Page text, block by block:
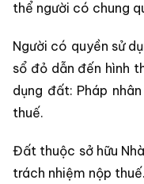
thể người có chung
Người có quyền sử
sổ đỏ dẫn đến hình
dụng đất: Pháp
thuế.
Đất thuộc sở hữu
trách nhiệm nộp thuế.